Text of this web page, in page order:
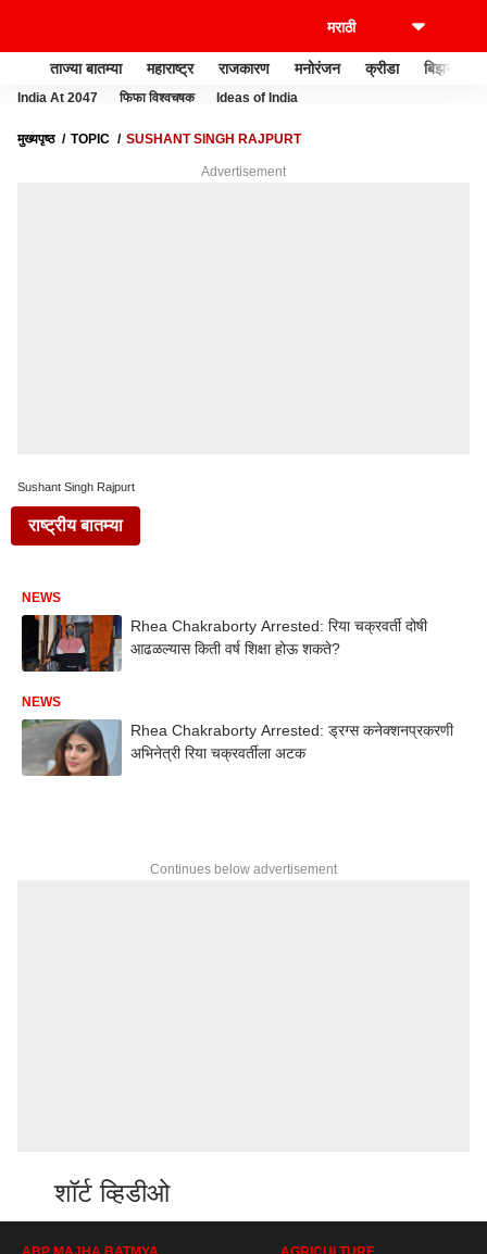
ताज्या बातम्या महाराष्ट्र राजकारण मनोरंजन क्रीडा बिझनेस
India At 2047 फिफा विश्वचषक Ideas of India
मुख्यपृष्ठ TOPIC SUSHANT SINGH RAJPURT
Advertisement
Sushant Singh Rajpurt
राष्ट्रीय बातम्या
NEWS
Rhea Chakraborty Arrested: रिया चक्रवर्ती दोषी
आढळल्यास किती वर्ष शिक्षा होऊ शकते?
NEWS
Rhea Chakraborty Arrested: ड्रग्स कनेक्शनप्रकरणी
अभिनेत्री रिया चक्रवर्तीला अटक
Continues below advertisement
शॉर्ट व्हिडीओ